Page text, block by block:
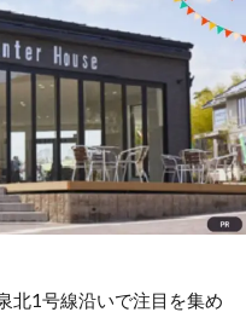
北1号線沿いで注目を集め